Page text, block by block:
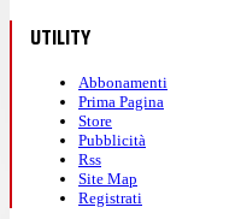
UTILITY
Abbonamenti
Prima Pagina
Store
Pubblicità
Rss
Site Map
Registrati